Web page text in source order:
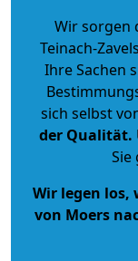
Wir sorgen
Teinach-
Ihre Sachen
sich selbst
der Qualität.
Sie
Wir legen los,
von Moers